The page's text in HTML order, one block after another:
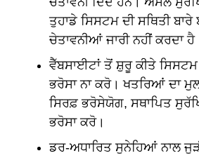
ਤੁਹਾਡੇ ਸਿਸਟਮ ਦੀ ਸਥਿਤੀ
ਚੇਤਾਵਨੀਆਂ ਜਾਰੀ ਨਹੀਂ ਕਰਦਾ
ਵੈੱਬਸਾਈਟਾਂ ਤੋਂ ਸ਼ੁਰੂ ਕੀਤੇ
ਭਰੋਸਾ ਨਾ ਕਰੋ। ਖਤਰਿਆਂ ਦਾ
ਸਿਰਫ਼ ਭਰੋਸੇਯੋਗ, ਸਥਾਪਿਤ
ਭਰੋਸਾ ਕਰੋ।
ਡਰ-ਅਧਾਰਿਤ ਸੁਨੇਹਿਆਂ ਨਾਲ